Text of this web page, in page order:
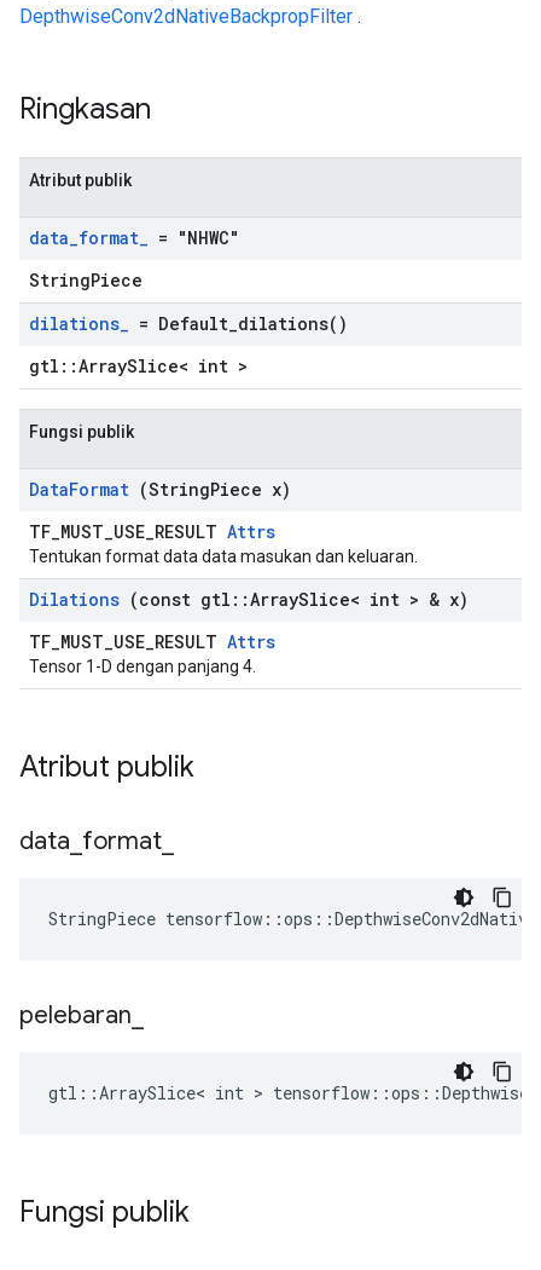
DepthwiseConv2dNativeBackpropFilter .
Ringkasan
Atribut publik
data_format_ = "NHWC"
StringPiece
dilations_ = Default_dilations( )
gtl::ArraySlice< int >
Fungsi publik
DataFormat (StringPiece x)
TF_MUST_USE_RESULT Attrs
Tentukan format data data masukan dan keluaran.
Dilations (const gtl ::ArraySlice< int > & x)
TF_MUST_USE_RESULT Attrs
Tensor 1-D dengan panjang 4.
Atribut publik
data format
StringPiece
pelebaran
gtl::ArraySlice< int >
Fungsi publik